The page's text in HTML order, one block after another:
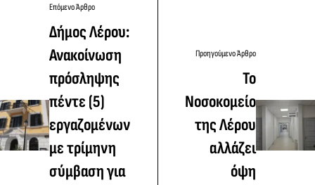
Επόμενο Άρθρο
Δήμος Λέρου:
Ανακοίνωση
πρόσληψης
πέντε (5)
εργαζομένων
με τρίμηνη
σύμβαση για
Προηγούμενο Άρθρο
Το
Νοσοκομείο
της Λέρου
αλλάζει
όψη